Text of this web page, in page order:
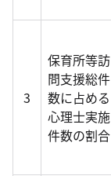
3
保育所等訪
問支援総件
数に占める
心理士実施
件数の割合